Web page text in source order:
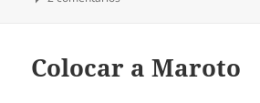
Colocar a Maroto